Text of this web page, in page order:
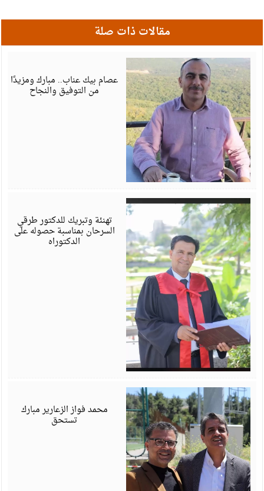
مقالات ذات صلة
عصام بيك عناب.. مبارك ومزيدًا
من التوفيق والنجاح
تهنئة وتبريك للدكتور طرقي
السرحان بمناسبة حصوله على
الدكتوراه
محمد فواز الزعارير مبارك
تستحق